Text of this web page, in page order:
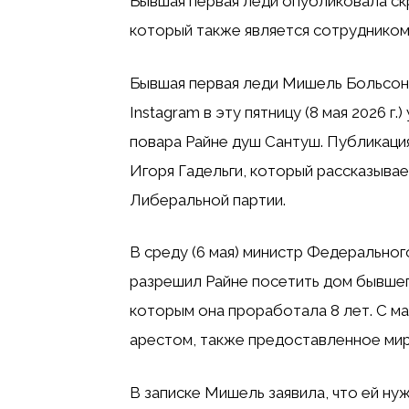
который также является
Бывшая первая леди Мишель
Instagram в эту пятницу (8 мая 2026 г.)
повара Райне душ Сантуш.
Игоря Гадельги, который
Либеральной партии.
В среду (6 мая) министр
разрешил Райне посетить дом
которым она проработала 8 лет. С
арестом, также предоставленное
В записке Мишель заявила, что ей